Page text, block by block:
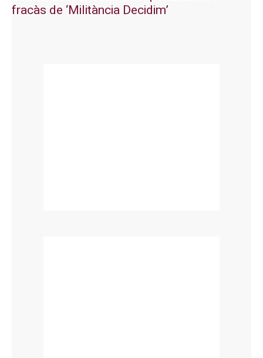
fracàs de ‘Militància Decidim’